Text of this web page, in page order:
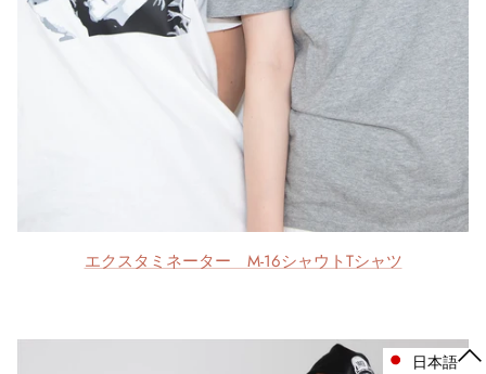
エクスタミネーター M-16シャウトTシャツ
日本語